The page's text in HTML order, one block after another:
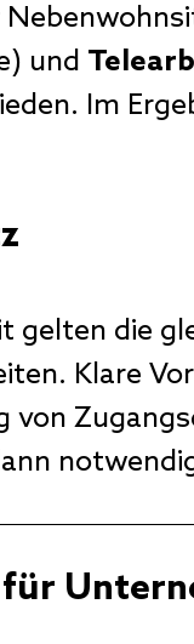
und
Im
gelten die
Klare
von